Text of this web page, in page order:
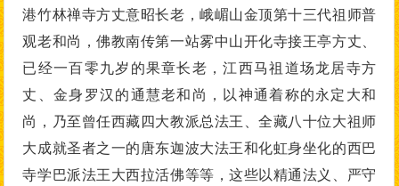
港竹林禅寺方丈意昭长老，峨嵋山金顶第十三代祖师普
观老和尚，佛教南传第一站雾中山开化寺接王亭方丈、
已经一百零九岁的果章长老，江西马祖道场龙居寺方
丈、金身罗汉的通慧老和尚，以神通着称的永定大和
尚，乃至曾任西藏四大教派总法王、全藏八十位大祖师
大成就圣者之一的唐东迦波大法王和化虹身坐化的西巴
寺学巴派法王大西拉活佛等等，这些以精通法义、严守